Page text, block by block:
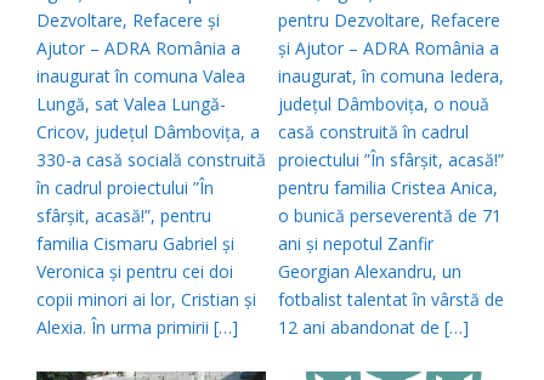
Dezvoltare, Refacere și
Ajutor – ADRA România a
inaugurat în comuna Valea
Lungă, sat Valea Lungă-
Cricov, județul Dâmbovița, a
330-a casă socială construită
în cadrul proiectului ”În
sfârșit, acasă!”, pentru
familia Cismaru Gabriel și
Veronica și pentru cei doi
copii minori ai lor, Cristian și
Alexia. În urma primirii […]
pentru Dezvoltare, Refacere
și Ajutor – ADRA România a
inaugurat, în comuna Iedera,
județul Dâmbovița, o nouă
casă construită în cadrul
proiectului ”În sfârșit, acasă!”
pentru familia Cristea Anica,
o bunică perseverentă de 71
ani și nepotul Zanfir
Georgian Alexandru, un
fotbalist talentat în vârstă de
12 ani abandonat de […]